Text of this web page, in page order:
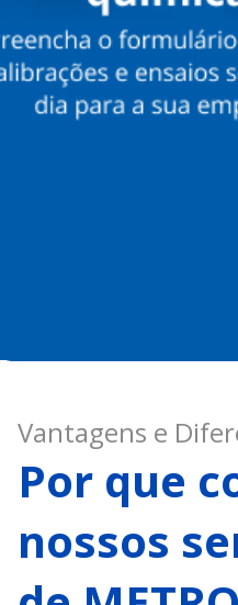
Vantagens e
Por que
nossos